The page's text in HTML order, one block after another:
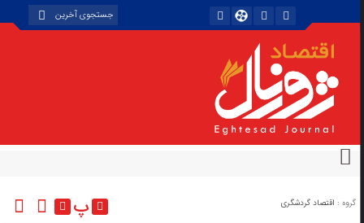
گروه : اقتصاد گردشگری پ